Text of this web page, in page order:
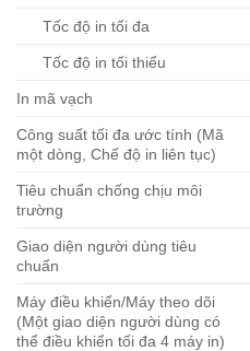
Tốc độ in tối đa
Tốc độ in tối thiểu
In mã vạch
Công suất tối đa ước tính (Mã
một dòng, Chế độ in liên tục)
Tiêu chuẩn chống chịu môi
trường
Giao diện người dùng tiêu
chuẩn
Máy điều khiển/Máy theo dõi
(Một giao diện người dùng có
thể điều khiển tối đa 4 máy in)